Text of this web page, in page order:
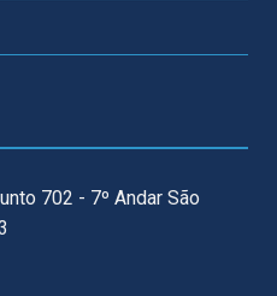
702 - 7º Andar São